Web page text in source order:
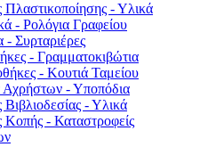
- Υλικά
- Ρολόγια Γραφείου
- Συρταριέρες
- Γραμματοκιβώτια
- Κουτιά Ταμείου
Αχρήστων - Υποπόδια
- Υλικά
Κοπής - Καταστροφείς